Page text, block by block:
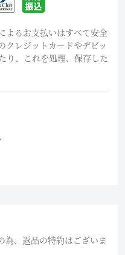
よるお支払いはすべて安全
クレジットカードやデビッ
り、これを処理、保存した
為、返品の特約はございま